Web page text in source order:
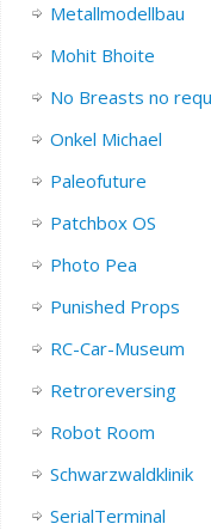
Metallmodellbau
Mohit Bhoite
No Breasts no
Onkel Michael
Paleofuture
Patchbox OS
Photo Pea
Punished Props
RC-Car-Museum
Retroreversing
Robot Room
Schwarzwaldklinik
SerialTerminal